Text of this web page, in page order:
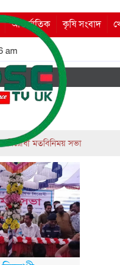
আন্তর্জাতিক কৃষি সংবাদ
am
বিরোধী মতবিনিময় সভা